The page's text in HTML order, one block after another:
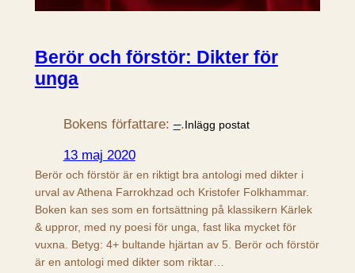
Berör och förstör: Dikter för
unga
Bokens författare: –.Inlägg postat
13 maj 2020
Berör och förstör är en riktigt bra antologi med dikter i
urval av Athena Farrokhzad och Kristofer Folkhammar.
Boken kan ses som en fortsättning på klassikern Kärlek
& uppror, med ny poesi för unga, fast lika mycket för
vuxna. Betyg: 4+ bultande hjärtan av 5. Berör och förstör
är en antologi med dikter som riktar…